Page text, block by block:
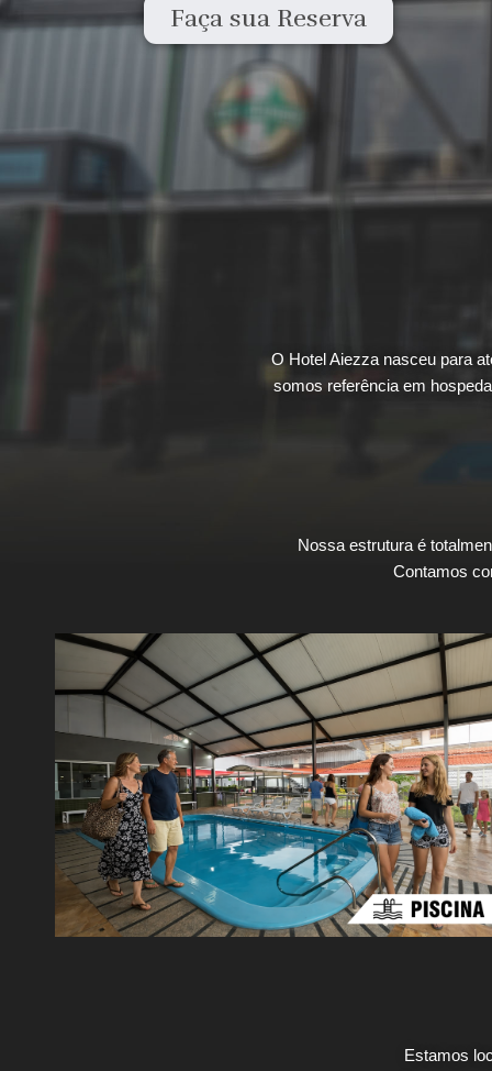
Faça sua Reserva
O Hotel Aiezza nasceu para
somos referência em
Nossa estrutura é
Contamos
Estamos